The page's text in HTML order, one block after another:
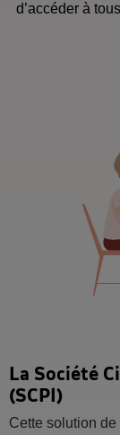
d’accéder à
La Société
(SCPI)
Cette solution